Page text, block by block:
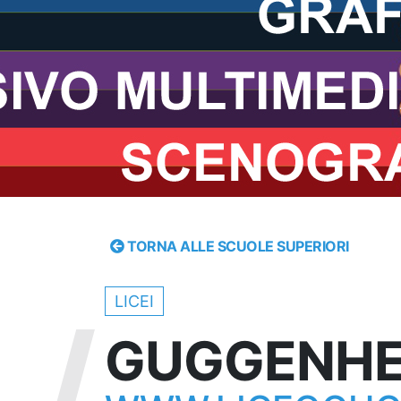
TORNA ALLE SCUOLE SUPERIORI
LICEI